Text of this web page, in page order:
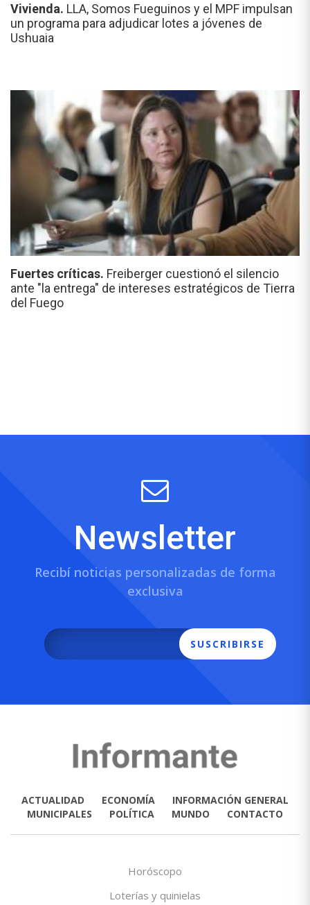
Vivienda. LLA, Somos Fueguinos y el MPF impulsan
un programa para adjudicar lotes a jóvenes de
Ushuaia
Fuertes críticas. Freiberger cuestionó el silencio
ante "la entrega" de intereses estratégicos de Tierra
del Fuego
Newsletter
Recibí noticias personalizadas de forma
exclusiva
SUSCRIBIRSE
ACTUALIDAD ECONOMÍA
INFORMACIÓN GENERAL
MUNICIPALES
POLÍTICA MUNDO CONTACTO
Horóscopo
Loterías y quinielas